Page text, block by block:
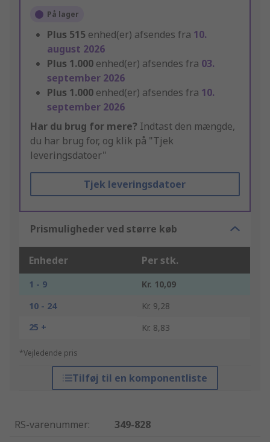
På lager
Plus 515 enhed(er) afsendes fra 10.
august 2026
Plus 1.000 enhed(er) afsendes fra 03.
september 2026
Plus 1.000 enhed(er) afsendes fra 10.
september 2026
Har du brug for mere? Indtast den mængde,
du har brug for, og klik på "Tjek
leveringsdatoer"
Tjek leveringsdatoer
Prismuligheder ved større køb
Enheder Per stk.
1 - 9
Kr. 10,09
10 - 24
Kr. 9,28
25 +
Kr. 8,83
*Vejledende pris
Tilføj til en komponentliste
RS-varenummer:
349-828